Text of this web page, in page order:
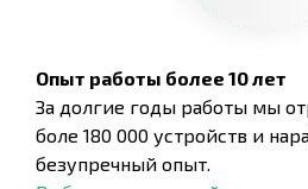
Опыт работы более 10 лет
За долгие годы работы мы
боле 180 000 устройств и
безупречный опыт.